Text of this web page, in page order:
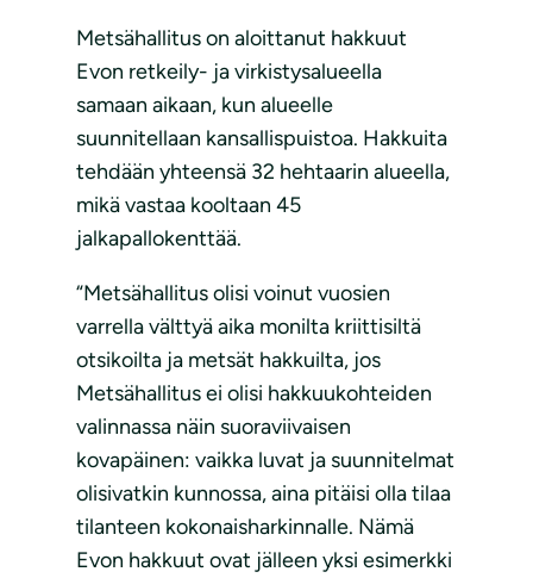
Metsähallitus on aloittanut hakkuut
Evon retkeily- ja virkistysalueella
samaan aikaan, kun alueelle
suunnitellaan kansallispuistoa. Hakkuita
tehdään yhteensä 32 hehtaarin alueella,
mikä vastaa kooltaan 45
jalkapallokenttää.
“Metsähallitus olisi voinut vuosien
varrella välttyä aika monilta kriittisiltä
otsikoilta ja metsät hakkuilta, jos
Metsähallitus ei olisi hakkuukohteiden
valinnassa näin suoraviivaisen
kovapäinen: vaikka luvat ja suunnitelmat
olisivatkin kunnossa, aina pitäisi olla tilaa
tilanteen kokonaisharkinnalle. Nämä
Evon hakkuut ovat jälleen yksi esimerkki